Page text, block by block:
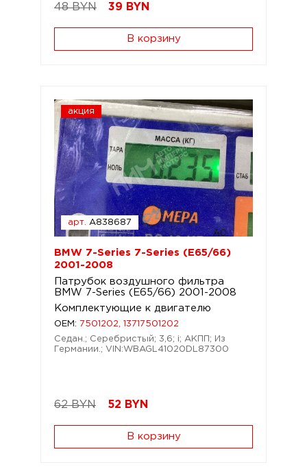
48 BYN 39 BYN
В корзину
акция
арт. A838687
BMW 7-Series 7-Series (E65/66)
2001-2008
Патрубок воздушного фильтра
BMW 7-Series (E65/66) 2001-2008
Комплектующие к двигателю
OEM:
7501202, 13717501202
Седан.; Серебристый; 3,6; i; АКПП; Из
Германии.; VIN:WBAGL41020DL87300
62 BYN 52 BYN
В корзину